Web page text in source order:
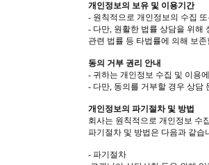
개인정보의 보유 및 이용기간
- 원칙적으로 개인정보의 수집
- 다만, 원활한 법률 상담을 위해
관련 법률 등 타법률에 의해 보
동의 거부 권리 안내
- 귀하는 개인정보 수집 및 이용
- 다만, 동의를 거부할 경우 상담
개인정보의 파기절차 및 방법
회사는 원칙적으로 개인정보 수
파기절차 및 방법은 다음과 같습
- 파기절차